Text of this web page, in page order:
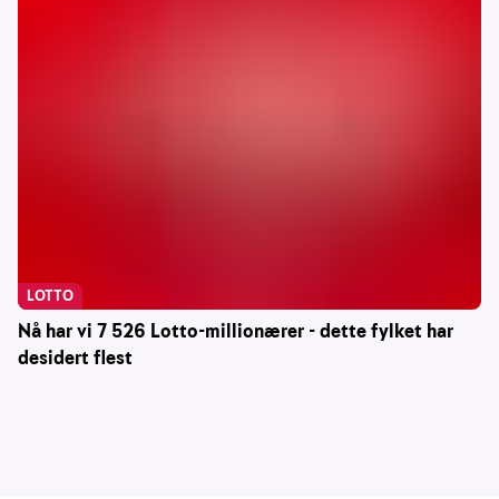
Nå har vi 7 526 Lotto-millionærer - dette fylket har
desidert flest
LOTTO